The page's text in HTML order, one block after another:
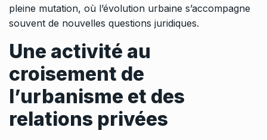
pleine mutation, où l’évolution urbaine s’accompagne
souvent de nouvelles questions juridiques.
Une activité au
croisement de
l’urbanisme et des
relations privées